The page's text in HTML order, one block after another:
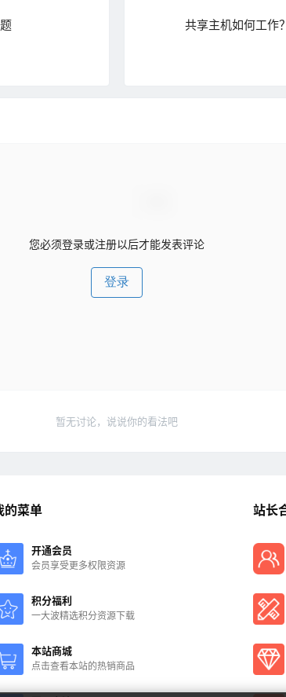
共享主机如何工作
您必须登录或注册以后才能发表评论
登录
暂无讨论，说说你的看法吧
的菜单
开通会员
会员享受更多权限资源
积分福利
一大波精选积分资源下载
本站商城
点击查看本站的热销商品
站长